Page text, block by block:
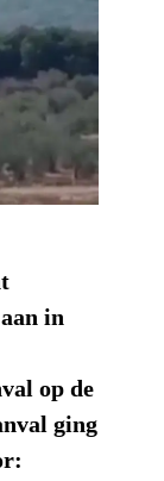
in
op de
ging